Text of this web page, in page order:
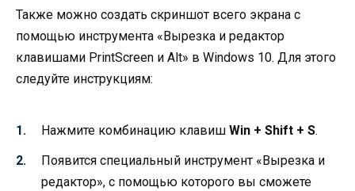
Также можно создать скриншот всего экрана с
помощью инструмента «Вырезка и редактор
клавишами PrintScreen и Alt» в Windows 10. Для этого
следуйте инструкциям:
Нажмите комбинацию клавиш Win + Shift + S.
Появится специальный инструмент «Вырезка и
редактор», с помощью которого вы сможете